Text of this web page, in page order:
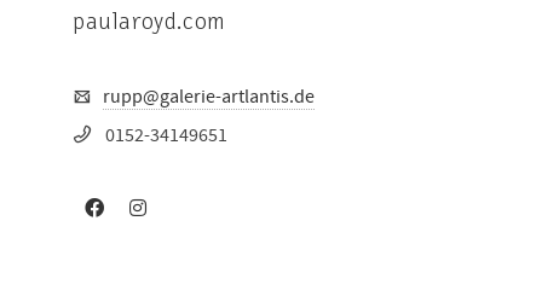
paularoyd.com
rupp@galerie-artlantis.de
0152-34149651